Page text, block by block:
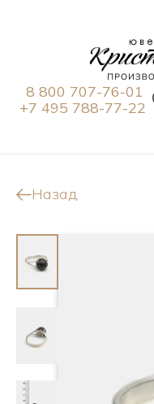
8 800 707-76-01
+7 495 788-77-22
Назад